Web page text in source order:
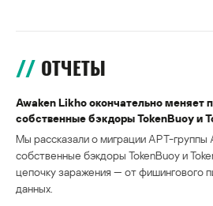
ОТЧЕТЫ
Awaken Likho окончательно меняет
собственные бэкдоры TokenBuoy и
Мы рассказали о миграции APT-группы
собственные бэкдоры TokenBuoy и
цепочку заражения — от фишингового
данных.